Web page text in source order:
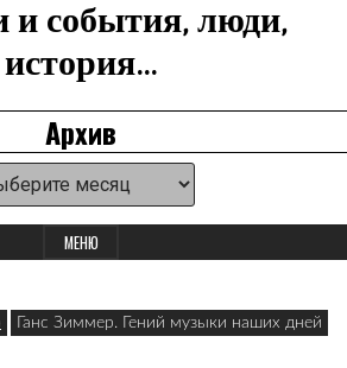
и события, люди,
история…
Архив
МЕНЮ
Ганс Зиммер. Гений музыки наших дней